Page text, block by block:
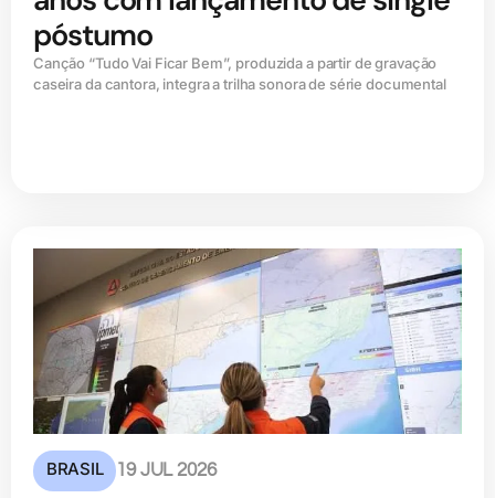
póstumo
Canção “Tudo Vai Ficar Bem”, produzida a partir de gravação
caseira da cantora, integra a trilha sonora de série documental
BRASIL 19 JUL 2026